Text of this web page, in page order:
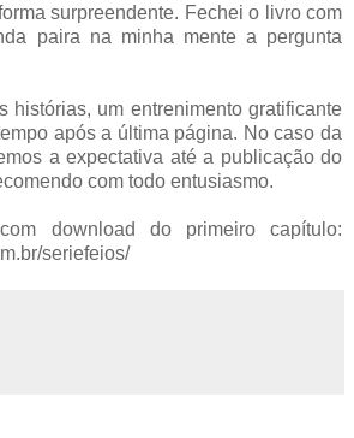
surpreendente. Fechei o livro com
paira na minha mente a pergunta
histórias, um entrenimento gratificante
após a última página. No caso da
a expectativa até a publicação do
com todo entusiasmo.
download do primeiro capítulo:
seriefeios/